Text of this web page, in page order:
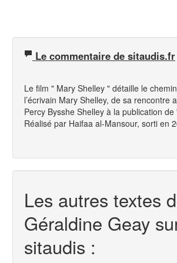
Le commentaire de sitaudis.fr
Le film " Mary Shelley " détaille le
l’écrivain Mary Shelley, de sa rencontre
Percy Bysshe Shelley à la publication de
Réalisé par Haifaa al-Mansour, sorti en
Les autres textes
Géraldine Geay
sitaudis :